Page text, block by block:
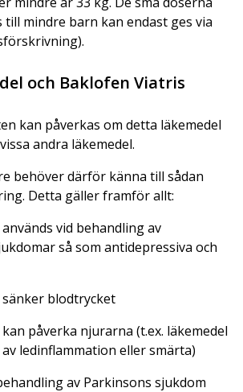
mindre barn kan endast ges via
och Baklofen Viatris
kan påverkas om detta läkemedel
andra läkemedel.
behöver därför känna till sådan
Detta gäller framför allt:
vid behandling av
så som antidepressiva och
sänker blodtrycket
påverka njurarna (t.ex. läkemedel
ledinflammation eller smärta)
av Parkinsons sjukdom